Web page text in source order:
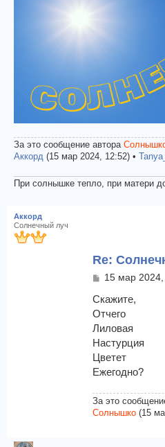
За это сообщение автора
Аккорд (15 мар 2024, 12:52) •
При солнышке тепло, при матери
Аккорд
Солнечный луч
Re:
С
о
б
щ
е
н
и
15 мар
Скажите,
Отчего
Лиловая
Настурция
Цветет
Ежегодно?
За это
Солнышко (15